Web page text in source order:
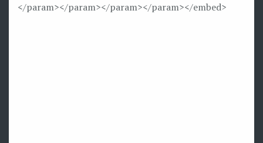
</param></param></param></param></embed>